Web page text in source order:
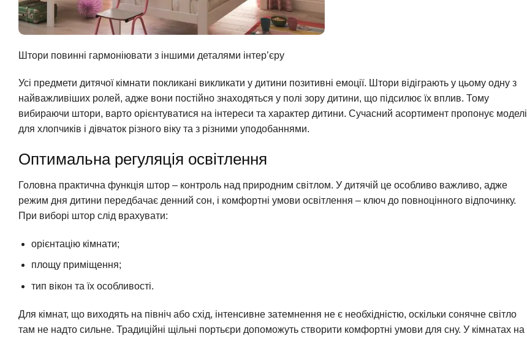
Штори повинні гармоніювати з іншими деталями інтер’єру
Усі предмети дитячої кімнати покликані викликати у дитини позитивні емоції. Штори відіграють у цьому одну з
найважливіших ролей, адже вони постійно знаходяться у полі зору дитини, що підсилює їх вплив. Тому
вибираючи штори, варто орієнтуватися на інтереси та характер дитини. Сучасний асортимент пропонує моделі
для хлопчиків і дівчаток різного віку та з різними уподобаннями.
Оптимальна регуляція освітлення
Головна практична функція штор – контроль над природним світлом. У дитячій це особливо важливо, адже
режим дня дитини передбачає денний сон, і комфортні умови освітлення – ключ до повноцінного відпочинку.
При виборі штор слід врахувати:
орієнтацію кімнати;
площу приміщення;
тип вікон та їх особливості.
Для кімнат, що виходять на північ або схід, інтенсивне затемнення не є необхідністю, оскільки сонячне світло
там не надто сильне. Традиційні щільні портьєри допоможуть створити комфортні умови для сну. У кімнатах на